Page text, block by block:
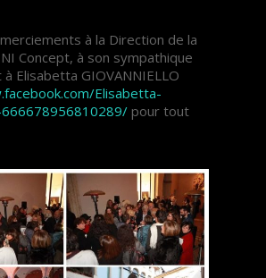
à la Direction de la
Concept, à son sympathique
Elisabetta GIOVANNIELLO
Elisabetta-
666678956810289/ pour tout